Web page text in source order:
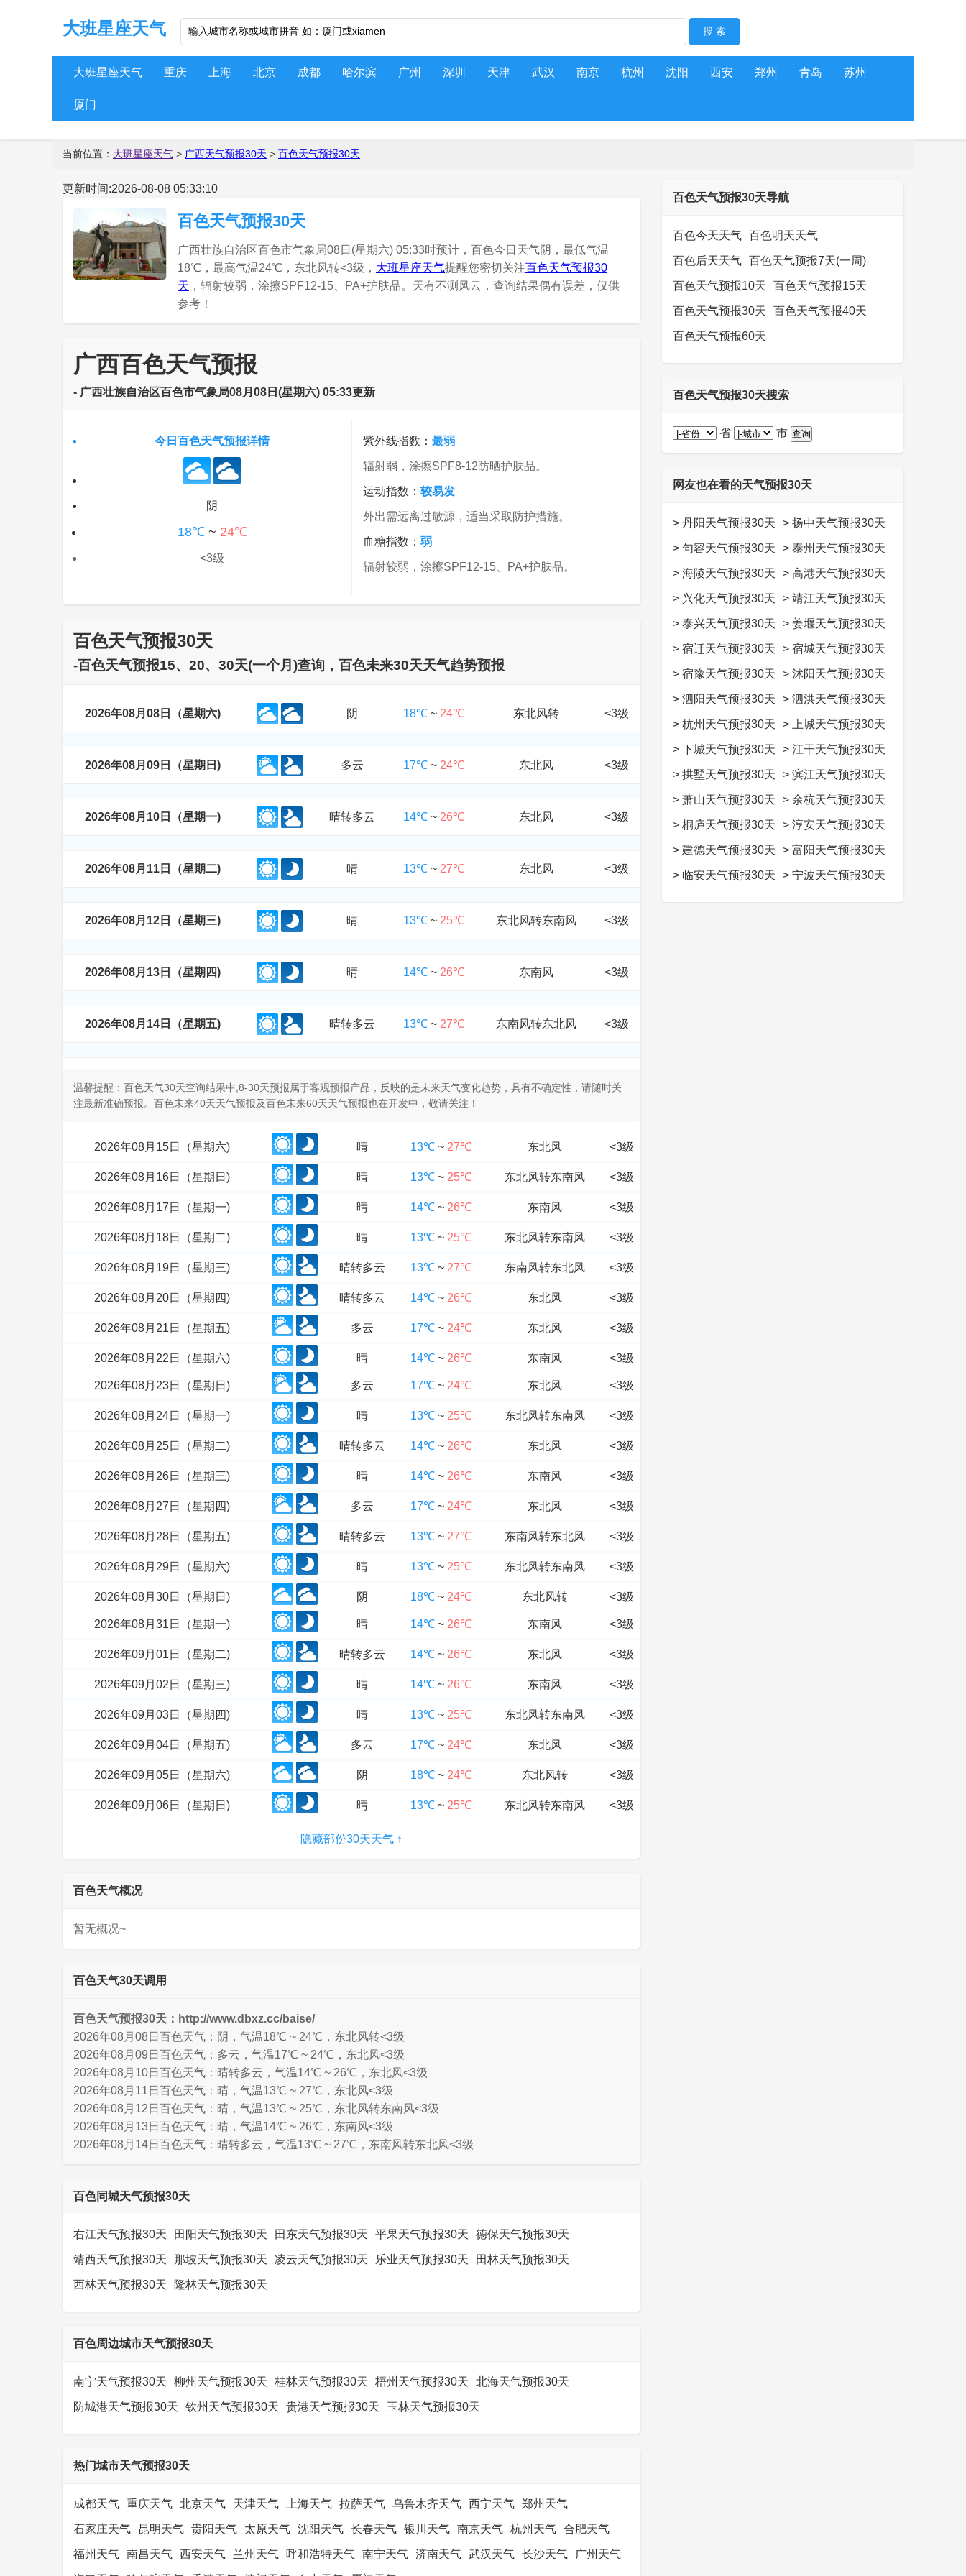
大班星座天气
大班星座天气 重庆 上海 北京 成都 哈尔滨 广州 深圳 天津 武汉 南京 杭州 沈阳 西安 郑州 青岛 苏州
厦门
当前位置： 大班星座天气 > 广西天气预报30天 > 百色天气预报30天
更新时间:2026-08-08 05:33:10
百色天气预报30天
广西壮族自治区百色市气象局08日(星期六) 05:33时预计，百色今日天气阴，最低气温
18℃，最高气温24℃，东北风转<3级， 大班星座天气提醒您密切关注百色天气预报30
天 ，辐射较弱，涂擦SPF12-15、PA+护肤品。天有不测风云，查询结果偶有误差，仅供
参考！
广西百色天气预报
- 广西壮族自治区百色市气象局08月08日(星期六) 05:33更新
今日百色天气预报详情
阴
18℃~ 24℃
<3级
紫外线指数： 最弱
辐射弱，涂擦SPF8-12防晒护肤品。
运动指数： 较易发
外出需远离过敏源，适当采取防护措施。
血糖指数： 弱
辐射较弱，涂擦SPF12-15、PA+护肤品。
百色天气预报30天
-百色天气预报15、20、30天(一个月)查询，百色未来30天天气趋势预报
2026年08月08日（星期六) 阴 18℃~ 24℃ 东北风转 <3级
2026年08月09日（星期日) 多云 17℃~ 24℃ 东北风 <3级
2026年08月10日（星期一) 晴转多云 14℃~ 26℃ 东北风 <3级
2026年08月11日（星期二) 晴 13℃~ 27℃ 东北风 <3级
2026年08月12日（星期三) 晴 13℃~ 25℃ 东北风转东南风 <3级
2026年08月13日（星期四) 晴 14℃~ 26℃ 东南风 <3级
2026年08月14日（星期五) 晴转多云 13℃~ 27℃ 东南风转东北风 <3级
温馨提醒：百色天气30天查询结果中,8-30天预报属于客观预报产品，反映的是未来天气变化趋势，具有不确定性，请随时关
注最新准确预报。百色未来40天天气预报及百色未来60天天气预报也在开发中，敬请关注！
2026年08月15日（星期六) 晴 13℃~ 27℃ 东北风 <3级
2026年08月16日（星期日) 晴 13℃~ 25℃ 东北风转东南风 <3级
2026年08月17日（星期一) 晴 14℃~ 26℃ 东南风 <3级
2026年08月18日（星期二) 晴 13℃~ 25℃ 东北风转东南风 <3级
2026年08月19日（星期三) 晴转多云 13℃~ 27℃ 东南风转东北风 <3级
2026年08月20日（星期四) 晴转多云 14℃~ 26℃ 东北风 <3级
2026年08月21日（星期五) 多云 17℃~ 24℃ 东北风 <3级
2026年08月22日（星期六) 晴 14℃~ 26℃ 东南风 <3级
2026年08月23日（星期日) 多云 17℃~ 24℃ 东北风 <3级
2026年08月24日（星期一) 晴 13℃~ 25℃ 东北风转东南风 <3级
2026年08月25日（星期二) 晴转多云 14℃~ 26℃ 东北风 <3级
2026年08月26日（星期三) 晴 14℃~ 26℃ 东南风 <3级
2026年08月27日（星期四) 多云 17℃~ 24℃ 东北风 <3级
2026年08月28日（星期五) 晴转多云 13℃~ 27℃ 东南风转东北风 <3级
2026年08月29日（星期六) 晴 13℃~ 25℃ 东北风转东南风 <3级
2026年08月30日（星期日) 阴 18℃~ 24℃ 东北风转 <3级
2026年08月31日（星期一) 晴 14℃~ 26℃ 东南风 <3级
2026年09月01日（星期二) 晴转多云 14℃~ 26℃ 东北风 <3级
2026年09月02日（星期三) 晴 14℃~ 26℃ 东南风 <3级
2026年09月03日（星期四) 晴 13℃~ 25℃ 东北风转东南风 <3级
2026年09月04日（星期五) 多云 17℃~ 24℃ 东北风 <3级
2026年09月05日（星期六) 阴 18℃~ 24℃ 东北风转 <3级
2026年09月06日（星期日) 晴 13℃~ 25℃ 东北风转东南风 <3级
隐藏部份30天天气 ↑
百色天气概况
暂无概况~
百色天气30天调用
百色天气预报30天：http://www.dbxz.cc/baise/
2026年08月08日百色天气：阴，气温18℃ ~ 24℃，东北风转<3级
2026年08月09日百色天气：多云，气温17℃ ~ 24℃，东北风<3级
2026年08月10日百色天气：晴转多云，气温14℃ ~ 26℃，东北风<3级
2026年08月11日百色天气：晴，气温13℃ ~ 27℃，东北风<3级
2026年08月12日百色天气：晴，气温13℃ ~ 25℃，东北风转东南风<3级
2026年08月13日百色天气：晴，气温14℃ ~ 26℃，东南风<3级
2026年08月14日百色天气：晴转多云，气温13℃ ~ 27℃，东南风转东北风<3级
百色同城天气预报30天
右江天气预报30天 田阳天气预报30天 田东天气预报30天 平果天气预报30天 德保天气预报30天
靖西天气预报30天 那坡天气预报30天 凌云天气预报30天 乐业天气预报30天 田林天气预报30天
西林天气预报30天 隆林天气预报30天
百色周边城市天气预报30天
南宁天气预报30天 柳州天气预报30天 桂林天气预报30天 梧州天气预报30天 北海天气预报30天
防城港天气预报30天 钦州天气预报30天 贵港天气预报30天 玉林天气预报30天
热门城市天气预报30天
成都天气 重庆天气 北京天气 天津天气 上海天气 拉萨天气 乌鲁木齐天气 西宁天气 郑州天气
石家庄天气 昆明天气 贵阳天气 太原天气 沈阳天气 长春天气 银川天气 南京天气 杭州天气 合肥天气
福州天气 南昌天气 西安天气 兰州天气 呼和浩特天气 南宁天气 济南天气 武汉天气 长沙天气 广州天气
百色天气预报30天导航
百色今天天气 百色明天天气
百色后天天气 百色天气预报7天(一周)
百色天气预报10天 百色天气预报15天
百色天气预报30天 百色天气预报40天
百色天气预报60天
百色天气预报30天搜索
省 市
网友也在看的天气预报30天
> 丹阳天气预报30天 > 扬中天气预报30天
> 句容天气预报30天 > 泰州天气预报30天
> 海陵天气预报30天 > 高港天气预报30天
> 兴化天气预报30天 > 靖江天气预报30天
> 泰兴天气预报30天 > 姜堰天气预报30天
> 宿迁天气预报30天 > 宿城天气预报30天
> 宿豫天气预报30天 > 沭阳天气预报30天
> 泗阳天气预报30天 > 泗洪天气预报30天
> 杭州天气预报30天 > 上城天气预报30天
> 下城天气预报30天 > 江干天气预报30天
> 拱墅天气预报30天 > 滨江天气预报30天
> 萧山天气预报30天 > 余杭天气预报30天
> 桐庐天气预报30天 > 淳安天气预报30天
> 建德天气预报30天 > 富阳天气预报30天
> 临安天气预报30天 > 宁波天气预报30天